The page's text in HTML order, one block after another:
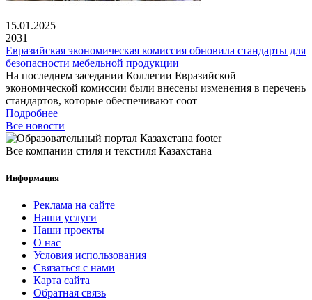
15.01.2025
2031
Евразийская экономическая комиссия обновила стандарты для
безопасности мебельной продукции
На последнем заседании Коллегии Евразийской
экономической комиссии были внесены изменения в перечень
стандартов, которые обеспечивают соот
Подробнее
Все новости
Все компании стиля и текстиля Казахстана
Информация
Реклама на сайте
Наши услуги
Наши проекты
О нас
Условия использования
Связаться с нами
Карта сайта
Обратная связь